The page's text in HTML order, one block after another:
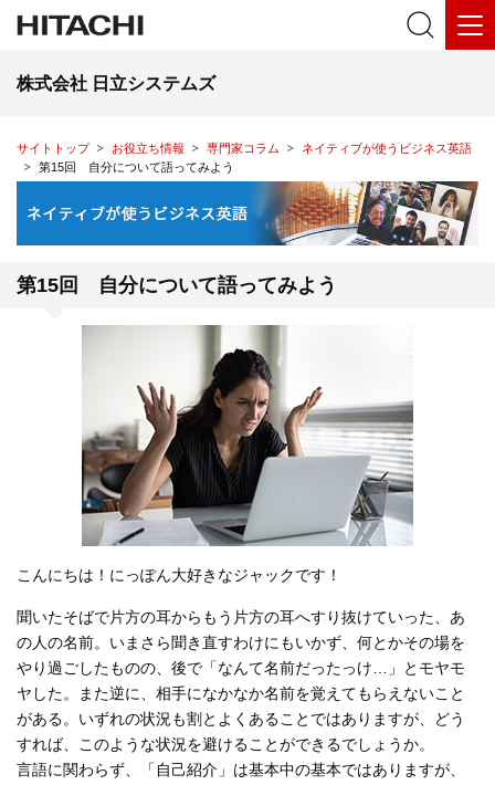
株式会社 日立システムズ
サイトトップ お役立ち情報 専門家コラム
ネイティブが使うビジネス英語
第15回 自分について語ってみよう
第15回 自分について語ってみよう
こんにちは！にっぽん大好きなジャックです！
聞いたそばで片方の耳からもう片方の耳へすり抜けていった、あ
の人の名前。いまさら聞き直すわけにもいかず、何とかその場を
やり過ごしたものの、後で「なんて名前だったっけ…」とモヤモ
ヤした。また逆に、相手になかなか名前を覚えてもらえないこと
がある。いずれの状況も割とよくあることではありますが、どう
すれば、このような状況を避けることができるでしょうか。
言語に関わらず、「自己紹介」は基本中の基本ではありますが、